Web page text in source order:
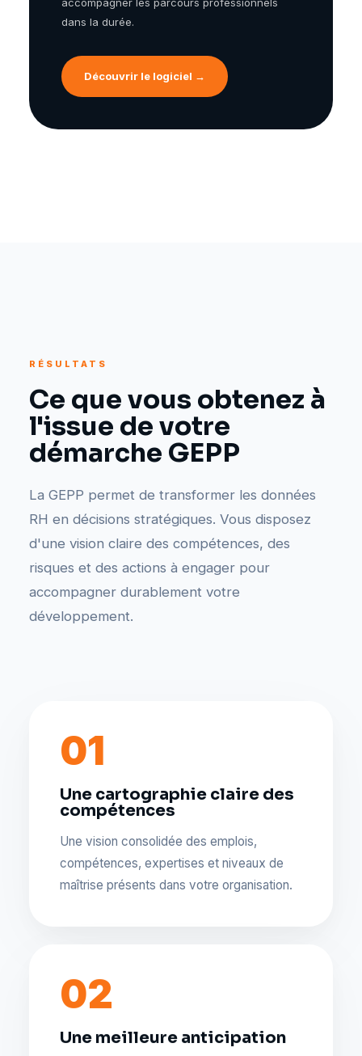
dans la durée.
Découvrir le logiciel →
RÉSULTATS
Ce que vous obtenez à
l'issue de votre
démarche GEPP
La GEPP permet de transformer les données
RH en décisions stratégiques. Vous disposez
d'une vision claire des compétences, des
risques et des actions à engager pour
accompagner durablement votre
développement.
01
Une cartographie claire des
compétences
Une vision consolidée des emplois,
compétences, expertises et niveaux de
maîtrise présents dans votre organisation.
02
Une meilleure anticipation